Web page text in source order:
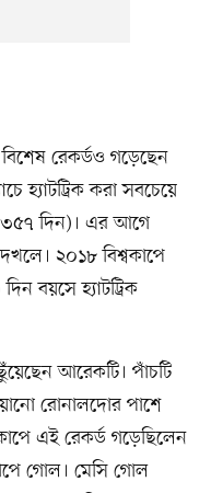
রেকর্ডও গড়েছেন
হ্যাটট্রিক করা সবচেয়ে
দিন)। এর আগে
২০১৮ বিশ্বকাপে
বয়সে হ্যাটট্রিক
আরেকটি। পাঁচটি
রোনালদোর পাশে
এই রেকর্ড গড়েছিলেন
গোল। মেসি গোল